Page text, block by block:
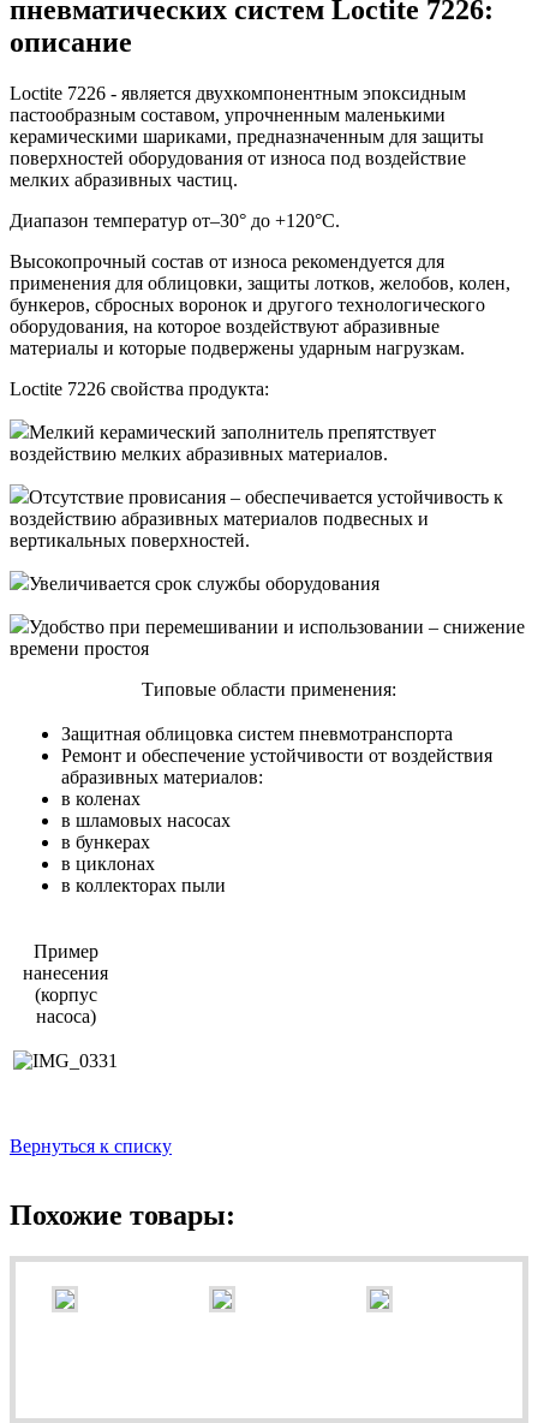
пневматических систем Loctite 7226:
описание
Loctite 7226 - является двухкомпонентным эпоксидным
пастообразным составом, упрочненным маленькими
керамическими шариками, предназначенным для защиты
поверхностей оборудования от износа под воздействие
мелких абразивных частиц.
Диапазон температур от–30° до +120°C.
Высокопрочный состав от износа рекомендуется для
применения для облицовки, защиты лотков, желобов, колен,
бункеров, сбросных воронок и другого технологического
оборудования, на которое воздействуют абразивные
материалы и которые подвержены ударным нагрузкам.
Loctite 7226 свойства продукта:
Мелкий керамический заполнитель препятствует
воздействию мелких абразивных материалов.
Отсутствие провисания – обеспечивается устойчивость к
воздействию абразивных материалов подвесных и
вертикальных поверхностей.
Увеличивается срок службы оборудования
Удобство при перемешивании и использовании – снижение
времени простоя
Типовые области применения:
Защитная облицовка систем пневмотранспорта
Ремонт и обеспечение устойчивости от воздействия
абразивных материалов:
в коленах
в шламовых насосах
в бункерах
в циклонах
в коллекторах пыли
Пример
нанесения
(корпус
насоса)
Вернуться к списку
Похожие товары: